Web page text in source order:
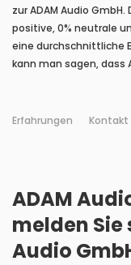
zur ADAM Audio
positive, 0% neutrale
eine durchschnittliche
kann man sagen, dass
Erfahrungen Kontakt
ADAM
melden Sie
Audio